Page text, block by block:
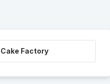
Factory